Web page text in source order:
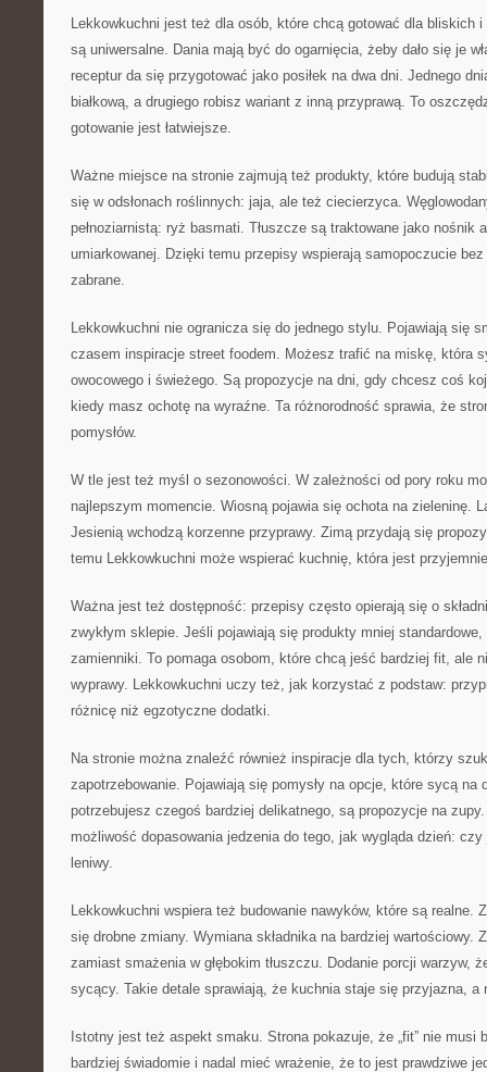
Lekkowkuchni jest też dla osób, które chcą gotować dla bliskich
są uniwersalne. Dania mają być do ogarnięcia, żeby dało się je
receptur da się przygotować jako posiłek na dwa dni. Jednego
białkową, a drugiego robisz wariant z inną przyprawą. To
gotowanie jest łatwiejsze.
Ważne miejsce na stronie zajmują też produkty, które budują
się w odsłonach roślinnych: jaja, ale też ciecierzyca.
pełnoziarnistą: ryż basmati. Tłuszcze są traktowane jako nośnik
umiarkowanej. Dzięki temu przepisy wspierają samopoczucie
zabrane.
Lekkowkuchni nie ogranicza się do jednego stylu. Pojawiają się
czasem inspiracje street foodem. Możesz trafić na miskę, która
owocowego i świeżego. Są propozycje na dni, gdy chcesz coś
kiedy masz ochotę na wyraźne. Ta różnorodność sprawia, że
pomysłów.
W tle jest też myśl o sezonowości. W zależności od pory roku
najlepszym momencie. Wiosną pojawia się ochota na zieleninę.
Jesienią wchodzą korzenne przyprawy. Zimą przydają się
temu Lekkowkuchni może wspierać kuchnię, która jest
Ważna jest też dostępność: przepisy często opierają się o
zwykłym sklepie. Jeśli pojawiają się produkty mniej
zamienniki. To pomaga osobom, które chcą jeść bardziej fit, ale
wyprawy. Lekkowkuchni uczy też, jak korzystać z podstaw:
różnicę niż egzotyczne dodatki.
Na stronie można znaleźć również inspiracje dla tych, którzy
zapotrzebowanie. Pojawiają się pomysły na opcje, które sycą na
potrzebujesz czegoś bardziej delikatnego, są propozycje na
możliwość dopasowania jedzenia do tego, jak wygląda dzień:
leniwy.
Lekkowkuchni wspiera też budowanie nawyków, które są realne.
się drobne zmiany. Wymiana składnika na bardziej wartościowy.
zamiast smażenia w głębokim tłuszczu. Dodanie porcji warzyw,
sycący. Takie detale sprawiają, że kuchnia staje się przyjazna, a
Istotny jest też aspekt smaku. Strona pokazuje, że „fit” nie musi
bardziej świadomie i nadal mieć wrażenie, że to jest prawdziwe